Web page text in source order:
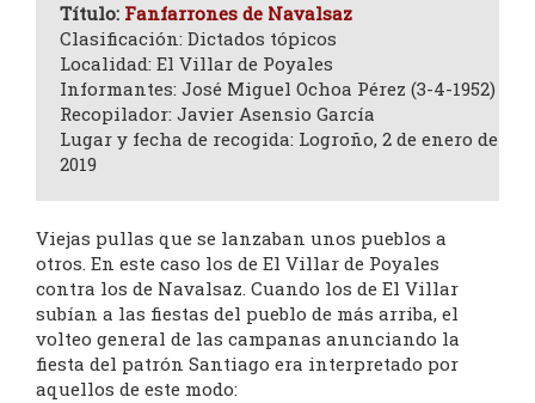
Título: Fanfarrones de Navalsaz
Clasificación: Dictados tópicos
Localidad: El Villar de Poyales
Informantes: José Miguel Ochoa Pérez (3-4-1952)
Recopilador: Javier Asensio García
Lugar y fecha de recogida: Logroño, 2 de enero de
2019
Viejas pullas que se lanzaban unos pueblos a
otros. En este caso los de El Villar de Poyales
contra los de Navalsaz. Cuando los de El Villar
subían a las fiestas del pueblo de más arriba, el
volteo general de las campanas anunciando la
fiesta del patrón Santiago era interpretado por
aquellos de este modo: